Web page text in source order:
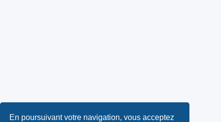
En poursuivant votre navigation, vous acceptez